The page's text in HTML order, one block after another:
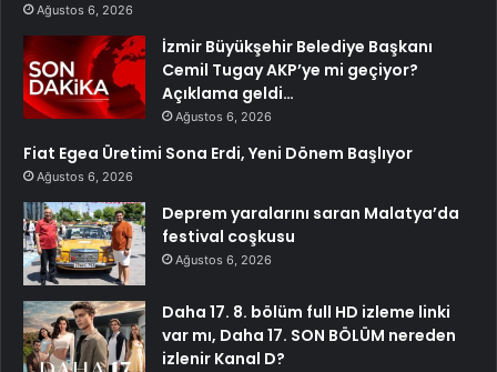
Ağustos 6, 2026
İzmir Büyükşehir Belediye Başkanı
Cemil Tugay AKP’ye mi geçiyor?
Açıklama geldi…
Ağustos 6, 2026
Fiat Egea Üretimi Sona Erdi, Yeni Dönem Başlıyor
Ağustos 6, 2026
Deprem yaralarını saran Malatya’da
festival coşkusu
Ağustos 6, 2026
Daha 17. 8. bölüm full HD izleme linki
var mı, Daha 17. SON BÖLÜM nereden
izlenir Kanal D?